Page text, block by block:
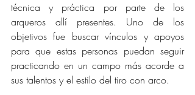
técnica y práctica por parte de los
arqueros allí presentes. Uno de los
objetivos fue buscar vínculos y apoyos
para que estas personas puedan seguir
practicando en un campo más acorde a
sus talentos y el estilo del tiro con arco.